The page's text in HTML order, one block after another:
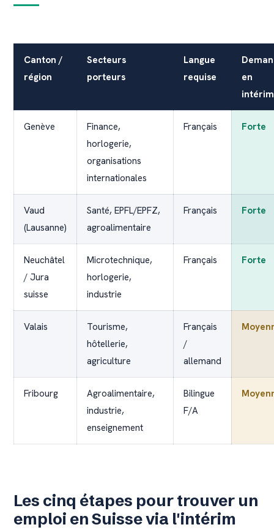
Canton /
région
Secteurs
porteurs
Langue
requise
en
intérim
Genève
Finance,
horlogerie,
organisations
internationales
Français Forte
Vaud
(Lausanne)
Santé, EPFL/EPFZ,
agroalimentaire
Français Forte
Neuchâtel
/ Jura
suisse
Microtechnique,
horlogerie,
industrie
Français Forte
Valais
Tourisme,
hôtellerie,
agriculture
Français
/
allemand
Fribourg
Agroalimentaire,
industrie,
enseignement
Bilingue
F/A
Les cinq étapes pour trouver un
emploi en Suisse via l'intérim